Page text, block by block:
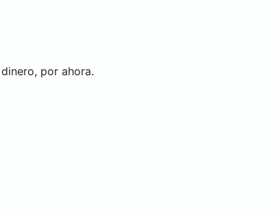
por ahora.